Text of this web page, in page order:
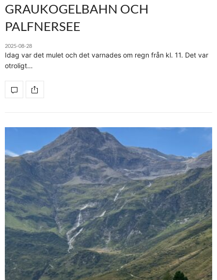
GRAUKOGELBAHN OCH
PALFNERSEE
2025-08-28
Idag var det mulet och det varnades om regn från kl. 11. Det var
otroligt…